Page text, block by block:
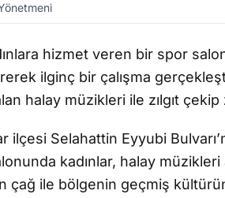
hizmet veren bir spor
ilginç bir çalışma
halay müzikleri ile zılgıt çekip
ilçesi Selahattin Eyyubi
kadınlar, halay müzikleri
çağ ile bölgenin geçmiş